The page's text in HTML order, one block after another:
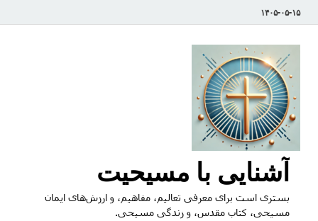
۱۴۰۵-۰۵-۱۵
آشنایی با مسیحیت
بستری است برای معرفی تعالیم، مفاهیم، و ارزش‌های ایمان
مسیحی، کتاب مقدس، و زندگی مسیحی.